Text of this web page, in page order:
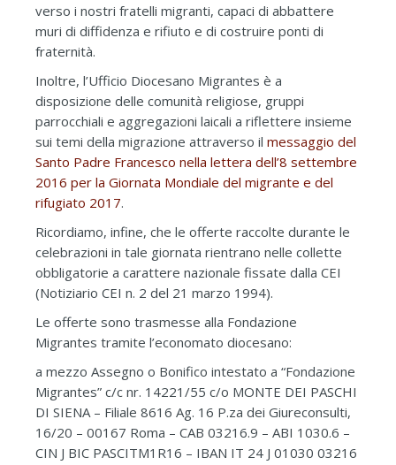
verso i nostri fratelli migranti, capaci di abbattere
muri di diffidenza e rifiuto e di costruire ponti di
fraternità.
Inoltre, l’Ufficio Diocesano Migrantes è a
disposizione delle comunità religiose, gruppi
parrocchiali e aggregazioni laicali a riflettere insieme
sui temi della migrazione attraverso il messaggio del
Santo Padre Francesco nella lettera dell’8 settembre
2016 per la Giornata Mondiale del migrante e del
rifugiato 2017.
Ricordiamo, infine, che le offerte raccolte durante le
celebrazioni in tale giornata rientrano nelle collette
obbligatorie a carattere nazionale fissate dalla CEI
(Notiziario CEI n. 2 del 21 marzo 1994).
Le offerte sono trasmesse alla Fondazione
Migrantes tramite l’economato diocesano:
a mezzo Assegno o Bonifico intestato a “Fondazione
Migrantes” c/c nr. 14221/55 c/o MONTE DEI PASCHI
DI SIENA – Filiale 8616 Ag. 16 P.za dei Giureconsulti,
16/20 – 00167 Roma – CAB 03216.9 – ABI 1030.6 –
CIN J BIC PASCITM1R16 – IBAN IT 24 J 01030 03216